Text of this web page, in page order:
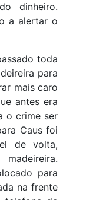
dinheiro.
a alertar o
toda
para
mais caro
antes era
o crime ser
Caus foi
de volta,
para
na frente